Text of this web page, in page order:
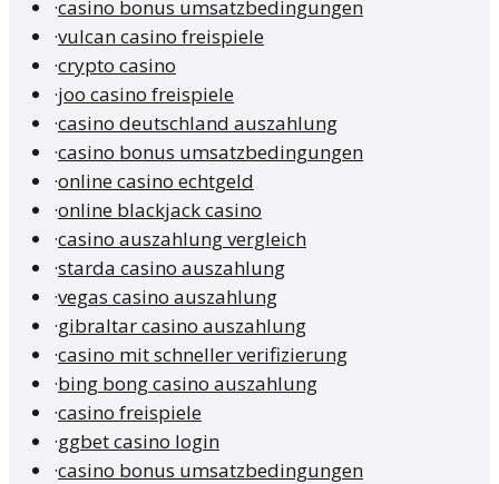
·casino bonus umsatzbedingungen
·vulcan casino freispiele
·crypto casino
·joo casino freispiele
·casino deutschland auszahlung
·casino bonus umsatzbedingungen
·online casino echtgeld
·online blackjack casino
·casino auszahlung vergleich
·starda casino auszahlung
·vegas casino auszahlung
·gibraltar casino auszahlung
·casino mit schneller verifizierung
·bing bong casino auszahlung
·casino freispiele
·ggbet casino login
·casino bonus umsatzbedingungen